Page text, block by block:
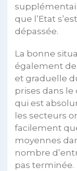
que l’Etat
dépassée.
La bonne
également
et graduelle
prises dans le
qui est
les secteurs
facilement
moyennes
nombre
pas terminée.